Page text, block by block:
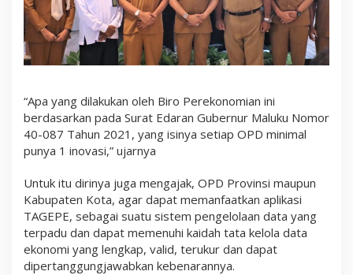
“Apa yang dilakukan oleh Biro Perekonomian ini
berdasarkan pada Surat Edaran Gubernur Maluku Nomor
40-087 Tahun 2021, yang isinya setiap OPD minimal
punya 1 inovasi,” ujarnya
Untuk itu dirinya juga mengajak, OPD Provinsi maupun
Kabupaten Kota, agar dapat memanfaatkan aplikasi
TAGEPE, sebagai suatu sistem pengelolaan data yang
terpadu dan dapat memenuhi kaidah tata kelola data
ekonomi yang lengkap, valid, terukur dan dapat
dipertanggungjawabkan kebenarannya.